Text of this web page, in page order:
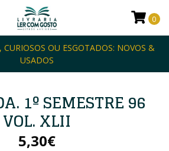
CURIOSOS OU ESGOTADOS: NOVOS &
USADOS
0
1º SEMESTRE 96
VOL. XLII
5,30€